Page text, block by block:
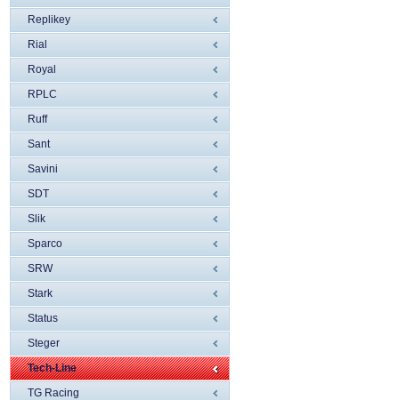
Replikey
Rial
Royal
RPLC
Ruff
Sant
Savini
SDT
Slik
Sparco
SRW
Stark
Status
Steger
Tech-Line
TG Racing